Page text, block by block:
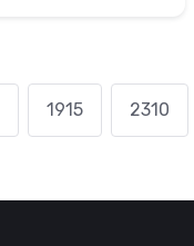
1915 2310